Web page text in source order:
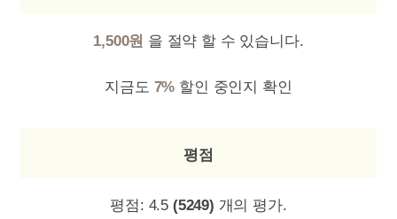
1,500원 을 절약 할 수 있습니다.
지금도 7% 할인 중인지 확인
평점
평점: 4.5 (5249) 개의 평가.